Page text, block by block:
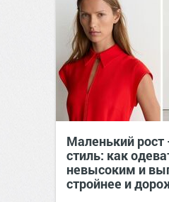
Маленький
стиль: как
невысоким и
стройнее и